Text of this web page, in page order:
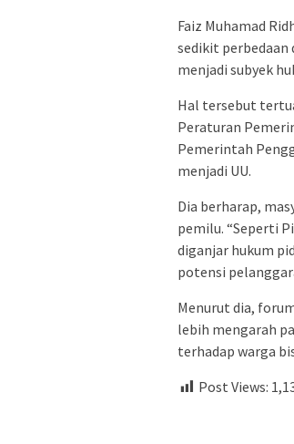
Faiz Muhamad
sedikit perbedaan
menjadi subyek
Hal tersebut
Peraturan
Pemerintah
menjadi UU.
Dia berharap,
pemilu. “Seperti
diganjar hukum
potensi
Menurut dia,
lebih mengarah
terhadap warga
Post Views: